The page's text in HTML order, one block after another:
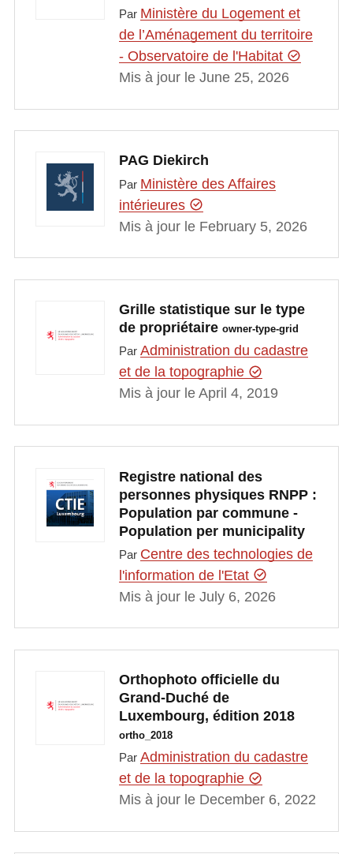
Par Ministère du Logement et
de l’Aménagement du territoire
- Observatoire de l'Habitat
Mis à jour le June 25, 2026
PAG Diekirch
Par Ministère des Affaires
intérieures
Mis à jour le February 5, 2026
Grille statistique sur le type
de propriétaire owner-type-grid
Par Administration du cadastre
et de la topographie
Mis à jour le April 4, 2019
Registre national des
personnes physiques RNPP :
Population par commune -
Population per municipality
Par Centre des technologies de
l'information de l'Etat
Mis à jour le July 6, 2026
Orthophoto officielle du
Grand-Duché de
Luxembourg, édition 2018
ortho_2018
Par Administration du cadastre
et de la topographie
Mis à jour le December 6, 2022